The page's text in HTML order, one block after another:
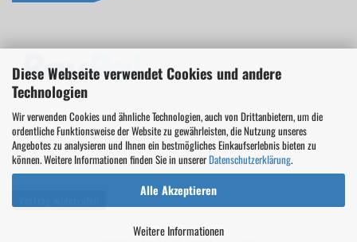
Diese Webseite verwendet Cookies und andere
Technologien
Wir verwenden Cookies und ähnliche Technologien, auch von Drittanbietern, um die
ordentliche Funktionsweise der Website zu gewährleisten, die Nutzung unseres
Angebotes zu analysieren und Ihnen ein bestmögliches Einkaufserlebnis bieten zu
können. Weitere Informationen finden Sie in unsererDatenschutzerklärung.
Alle Akzeptieren
Weitere Informationen